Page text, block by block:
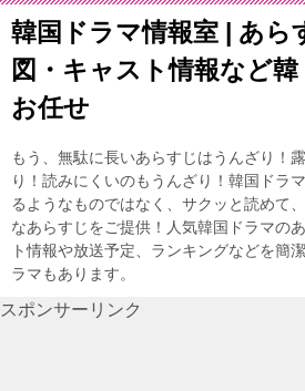
韓国ドラマ情報室 | あら
図・キャスト情報など
お任せ
もう、無駄に長いあらすじはうんざり！
り！読みにくいのもうんざり！韓国ドラ
るようなものではなく、サクッと読めて
なあらすじをご提供！人気韓国ドラマの
ト情報や放送予定、ランキングなどを簡
ラマもあります。
スポンサーリンク